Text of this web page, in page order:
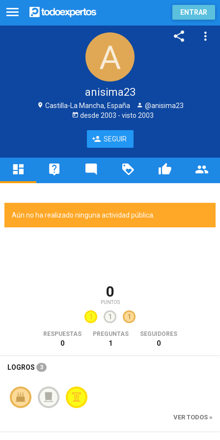
ENTRAR
anisima23
Castilla-La Mancha, España
@anisima23
desde 2003 - visto 2003
SEGUIR
Aún no ha realizado ninguna actividad pública.
0
PUNTOS
1 1 1
RESPUESTAS
0
PREGUNTAS
1
SEGUIDORES
0
LOGROS 3
VER TODOS »